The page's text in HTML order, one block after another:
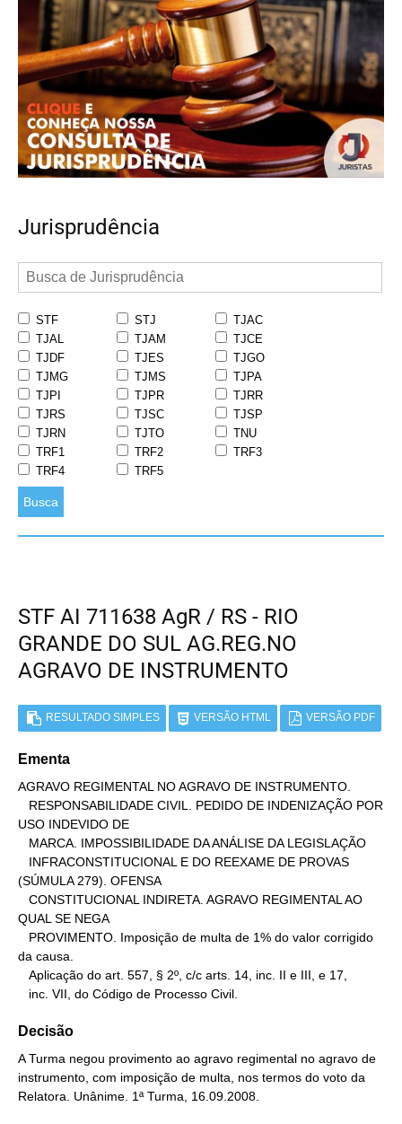
Jurisprudência
STF STJ
TJAC
TJAL
TJAM
TJCE
TJDF
TJES
TJGO
TJMG
TJMS
TJPA
TJPI
TJPR
TJRR
TJRS
TJSC
TJSP
TJRN
TJTO
TNU
TRF1
TRF2
TRF3
TRF4
TRF5
Busca
STF AI 711638 AgR / RS - RIO
GRANDE DO SUL AG.REG.NO
AGRAVO DE INSTRUMENTO
RESULTADO SIMPLES VERSÃO HTML VERSÃO PDF
Ementa
AGRAVO REGIMENTAL NO AGRAVO DE INSTRUMENTO.
USO INDEVIDO DE
(SÚMULA 279). OFENSA
QUAL SE NEGA
da causa.
   inc. VII, do Código de Processo Civil.
Decisão
A Turma negou provimento ao agravo regimental no agravo de
instrumento, com imposição de multa, nos termos do voto da
Relatora. Unânime. 1ª Turma, 16.09.2008.